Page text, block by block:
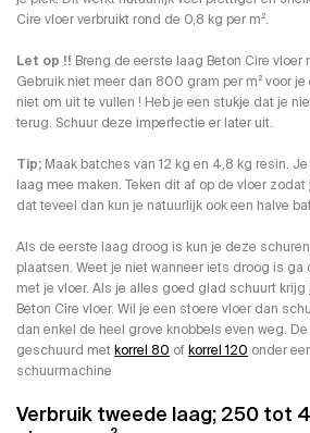
Cire vloer verbruikt rond de 0,8 kg per m².
Let op !! Breng de eerste laag Beton Cire vloer
Gebruik niet meer dan 800 gram per m² voor
niet om uit te vullen ! Heb je een stukje dat je
terug. Schuur deze imperfectie er later uit.
Tip; Maak batches van 12 kg en 4,8 kg resin. Je
laag mee maken. Teken dit af op de vloer
dat teveel dan kun je natuurlijk ook een halve
Als de eerste laag droog is kun je deze
plaatsen. Weet je niet wanneer iets droog is
met je vloer. Als je alles goed glad schuurt
Beton Cire vloer. Wil je een stoere vloer dan
dan enkel de heel grove knobbels even weg.
geschuurd metkorrel 80 ofkorrel 120 onder
schuurmachine
Verbruik tweede laag; 250 tot